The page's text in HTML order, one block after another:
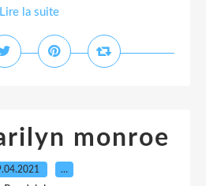
Lire la suite
monroe
…